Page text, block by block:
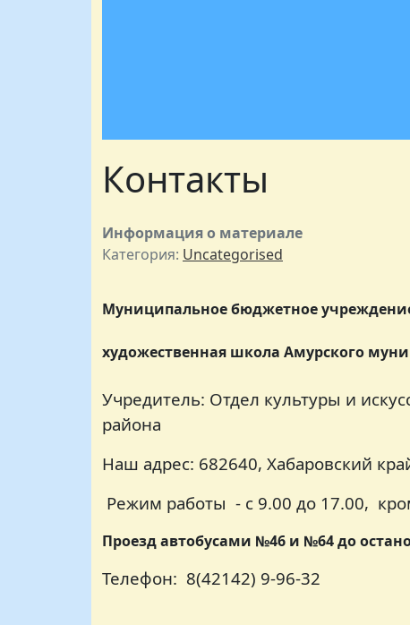
Контакты
Информация о материале
Категория: Uncategorised
Муниципальное бюджетное
художественная школа Амурского
Учредитель: Отдел культуры и
района
Наш адрес: 682640, Хабаровский
Режим работы - с 9.00 до 17.00,
Проезд автобусами №46 и №64 до
Телефон: 8(42142) 9-96-32